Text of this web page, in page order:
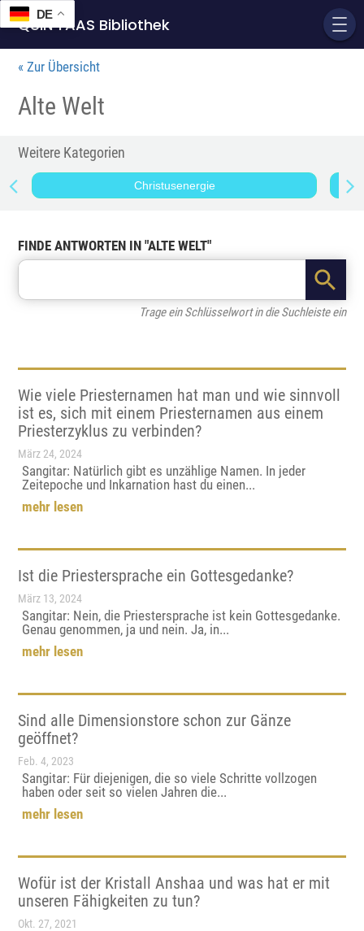
QUIN'TAAS Bibliothek
« Zur Übersicht
Alte Welt
Weitere Kategorien
Christusenergie
FINDE ANTWORTEN IN "ALTE WELT"
Search
Search Button
Trage ein Schlüsselwort in die Suchleiste ein
Wie viele Priesternamen hat man und wie sinnvoll
ist es, sich mit einem Priesternamen aus einem
Priesterzyklus zu verbinden?
März 24, 2024
Sangitar: Natürlich gibt es unzählige Namen. In jeder
Zeitepoche und Inkarnation hast du einen...
mehr lesen
Ist die Priestersprache ein Gottesgedanke?
März 13, 2024
Sangitar: Nein, die Priestersprache ist kein Gottesgedanke.
Genau genommen, ja und nein. Ja, in...
mehr lesen
Sind alle Dimensionstore schon zur Gänze
geöffnet?
Feb. 4, 2023
Sangitar: Für diejenigen, die so viele Schritte vollzogen
haben oder seit so vielen Jahren die...
mehr lesen
Wofür ist der Kristall Anshaa und was hat er mit
unseren Fähigkeiten zu tun?
Okt. 27, 2021
DE